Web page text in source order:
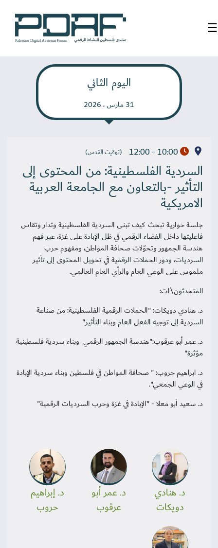
مدربون
ومتحدثون
سنوات
سابقة
سجل الآن
☰
اليوم الثاني
31 مارس ، 2026
10:00 - 12:00 (توقيت القدس)
السردية الفلسطينية: من المحتوى إلى
التأثير -بالتعاون مع الجامعة العربية
الامريكية
جلسة حوارية تبحث كيف تبنى السردية الفلسطينية وتدار وتقاس
فاعليتها داخل الفضاء الرقمي في ظل الإبادة على غزة، عبر فهم
هندسة الجمهور وتحوّلات صحافة المواطن، ومفهوم حرب
السرديات، ودور الحملات الرقمية في تحويل المحتوى إلى تأثير
ملموس على الوعي العام والرأي العام العالمي.
المتحدثون\ات:
د. هنادي دويكات: "الحملات الرقمية الفلسطينية: من صناعة
السردية إلى توجيه الفعل العام وبناء التأثير"
د. عمر أبو عرقوب:"هندسة الجمهور الرقمي وبناء سردية فلسطينية
مؤثرة"
د. ابراهيم حروب: " صحافة المواطن في فلسطين وبناء سردية الإبادة
في الوعي الجمعي".
د. سعيد أبو معلا - "الإبادة في غزة وحرب السرديات الرقمية"
د. هنادي
دويكات
د. عمر أبو
عرقوب
د. إبراهيم
حروب